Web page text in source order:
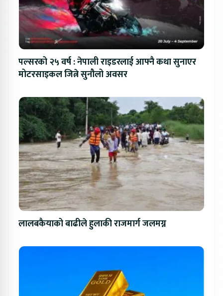
पल्सरको २५ वर्ष : नेपाली राइडरलाई आफ्नै कथा सुनाएर
मोटरसाइकल जित्ने सुनौलो अवसर
लालबकैयाको बाढीले हुलाकी राजमार्ग जलमग्न